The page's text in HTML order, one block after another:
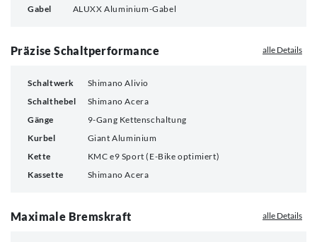
Gabel
ALUXX Aluminium-Gabel
Präzise Schaltperformance alle Details
Schaltwerk
Shimano Alivio
Schalthebel
Shimano Acera
Gänge
9-Gang Kettenschaltung
Kurbel
Giant Aluminium
Kette
KMC e9 Sport (E-Bike optimiert)
Kassette
Shimano Acera
Maximale Bremskraft alle Details